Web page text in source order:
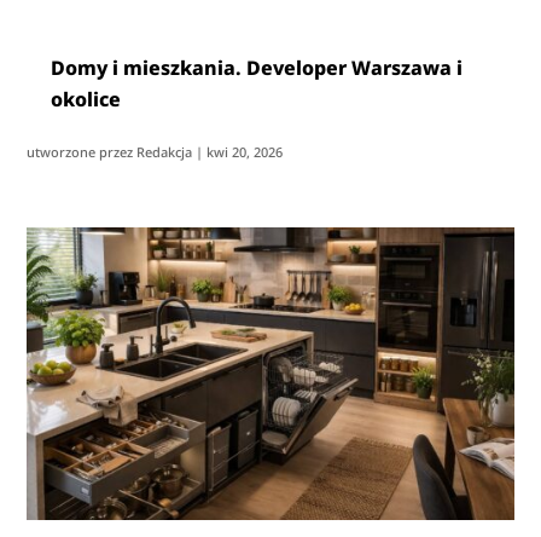
Domy i mieszkania. Developer Warszawa i
okolice
utworzone przez Redakcja | kwi 20, 2026